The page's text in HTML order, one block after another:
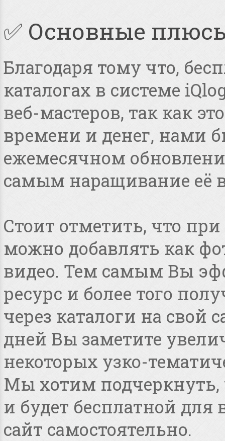
✅ Основные
Благодаря тому что,
каталогах в системе
веб-мастеров, так как
времени и денег, нами
ежемесячном
самым наращивание её
Стоит отметить, что
можно добавлять как
видео. Тем самым Вы
ресурс и более того
через каталоги на свой
дней Вы заметите
некоторых узко-
Мы хотим подчеркнуть,
и будет бесплатной
сайт самостоятельно.